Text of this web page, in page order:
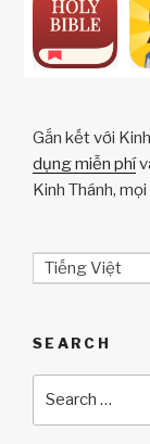
Gắn kết với
dụng miễn phí
Kinh Thánh,
Tiếng Việt
SEARCH